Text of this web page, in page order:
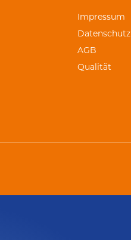
Impressum
Datenschutz
AGB
Qualität